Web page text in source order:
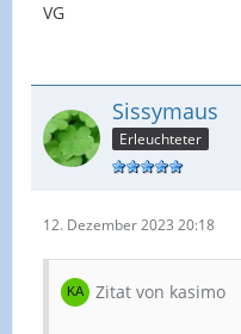
VG
Sissymaus
Erleuchteter
12. Dezember 2023 20:18
Zitat von kasimo